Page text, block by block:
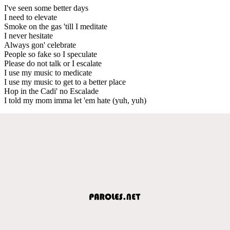
I've seen some better days
I need to elevate
Smoke on the gas 'till I meditate
I never hesitate
Always gon' celebrate
People so fake so I speculate
Please do not talk or I escalate
I use my music to medicate
I use my music to get to a better place
Hop in the Cadi' no Escalade
I told my mom imma let 'em hate (yuh, yuh)